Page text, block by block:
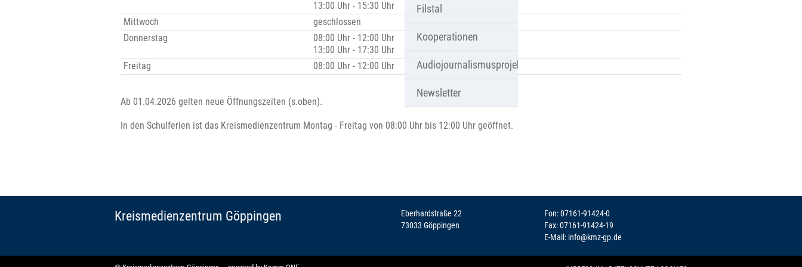
Filstal
Kooperationen
Audiojournalismusprojekt
Newsletter
13:00 Uhr - 15:30 Uhr
Mittwoch
geschlossen
Donnerstag
08:00 Uhr - 12:00 Uhr
13:00 Uhr - 17:30 Uhr
Freitag
08:00 Uhr - 12:00 Uhr
Ab 01.04.2026 gelten neue Öffnungszeiten (s.oben).
In den Schulferien ist das Kreismedienzentrum Montag - Freitag von 08:00 Uhr bis 12:00 Uhr geöffnet.
Kreismedienzentrum Göppingen
Eberhardstraße 22
73033 Göppingen
Fon: 07161-91424-0
Fax: 07161-91424-19
E-Mail: info@kmz-gp.de